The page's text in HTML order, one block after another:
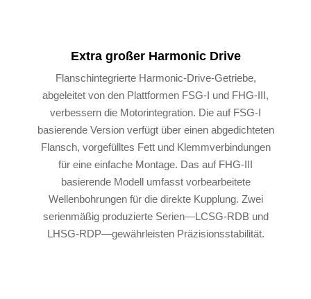
Extra großer Harmonic Drive
Flanschintegrierte Harmonic-Drive-Getriebe,
abgeleitet von den Plattformen FSG-I und FHG-III,
verbessern die Motorintegration. Die auf FSG-I
basierende Version verfügt über einen abgedichteten
Flansch, vorgefülltes Fett und Klemmverbindungen
für eine einfache Montage. Das auf FHG-III
basierende Modell umfasst vorbearbeitete
Wellenbohrungen für die direkte Kupplung. Zwei
serienmäßig produzierte Serien—LCSG-RDB und
LHSG-RDP—gewährleisten Präzisionsstabilität.